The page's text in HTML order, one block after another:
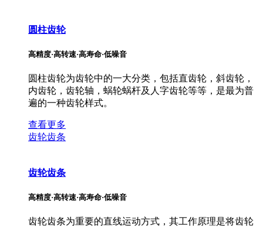
圆柱齿轮
高精度·高转速·高寿命·低噪音
圆柱齿轮为齿轮中的一大分类，包括直齿轮，斜齿轮，
内齿轮，齿轮轴，蜗轮蜗杆及人字齿轮等等，是最为普
遍的一种齿轮样式。
查看更多
齿轮齿条
齿轮齿条
高精度·高转速·高寿命·低噪音
齿轮齿条为重要的直线运动方式，其工作原理是将齿轮